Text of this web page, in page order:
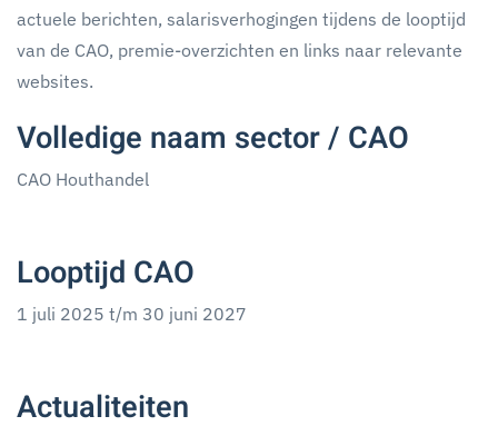
actuele berichten, salarisverhogingen tijdens de looptijd
van de CAO, premie-overzichten en links naar relevante
websites.
Volledige naam sector / CAO
CAO Houthandel
Looptijd CAO
1 juli 2025 t/m 30 juni 2027
Actualiteiten